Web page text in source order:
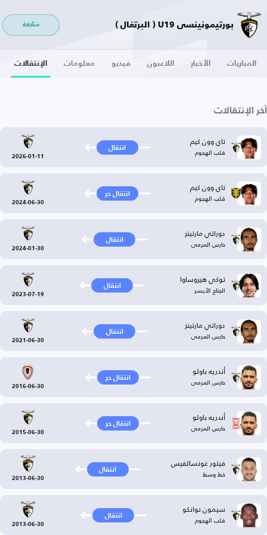
بورتيمونينسي U19 ( البرتغال ) متابعة
المباريات الأخبار اللاعبون فيديو معلومات الإنتقالات
آخر الإنتقالات
تاي وون كيم
قلب الهجوم انتقال
2026-01-11
تاي وون كيم
قلب الهجوم انتقال حر
2024-06-30
دوراتي مارتينز
حارس المرمى انتقال
2024-01-30
توكي هيروساوا
الجناح الأيسر انتقال
2023-07-19
دوراتي مارتينز
حارس المرمى انتقال
2021-06-30
أندريه باولو
حارس المرمى انتقال حر
2016-06-30
أندريه باولو
حارس المرمى انتقال حر
2015-06-30
فيتور غونسالفيس
خط وسط انتقال
2013-06-30
سيمون نوانكو
قلب الهجوم انتقال
2013-06-30